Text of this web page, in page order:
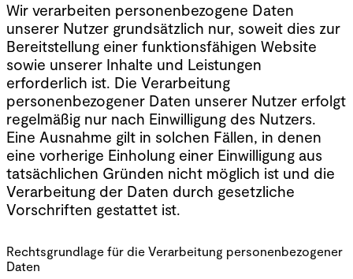
Wir verarbeiten personenbezogene Daten
unserer Nutzer grundsätzlich nur, soweit dies zur
Bereitstellung einer funktionsfähigen Website
sowie unserer Inhalte und Leistungen
erforderlich ist. Die Verarbeitung
personenbezogener Daten unserer Nutzer erfolgt
regelmäßig nur nach Einwilligung des Nutzers.
Eine Ausnahme gilt in solchen Fällen, in denen
eine vorherige Einholung einer Einwilligung aus
tatsächlichen Gründen nicht möglich ist und die
Verarbeitung der Daten durch gesetzliche
Vorschriften gestattet ist.
Rechtsgrundlage für die Verarbeitung personenbezogener
Daten